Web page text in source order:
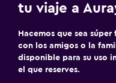
tu viaje a
Hacemos que sea
con los amigos o la
disponible para su uso
el que reserves.